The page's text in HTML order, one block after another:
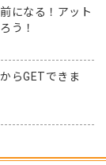
になる！アット
う！
らGETできま